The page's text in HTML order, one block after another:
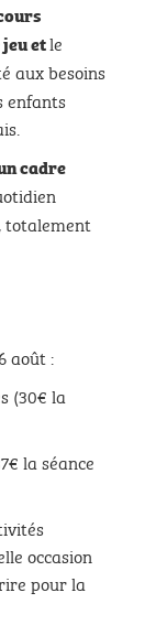
etle
aux besoins
enfants
cadre
totalement
août :
(30€ la
la séance
occasion
pour la